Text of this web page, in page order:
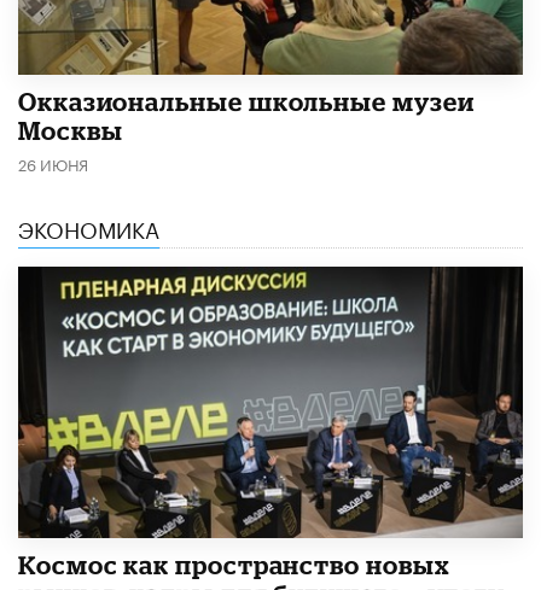
​Окказиональные школьные музеи
Москвы
26 ИЮНЯ
ЭКОНОМИКА
Космос как пространство новых